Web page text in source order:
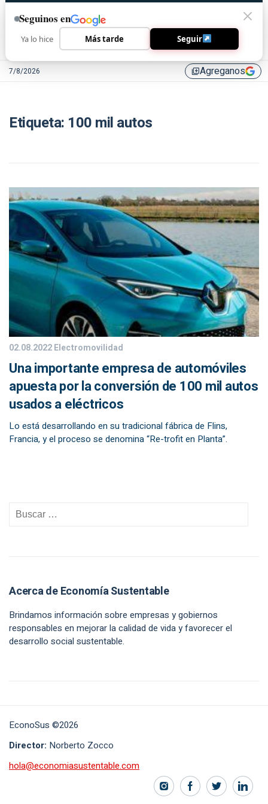
7/8/2026 library_addAgreganos
Etiqueta: 100 mil autos
02.08.2022Electromovilidad
Una importante empresa de automóviles
apuesta por la conversión de 100 mil autos
usados a eléctricos
Lo está desarrollando en su tradicional fábrica de Flins,
Francia, y el proceso se denomina “Re-trofit en Planta”.
Acerca de Economía Sustentable
Brindamos información sobre empresas y gobiernos
responsables en mejorar la calidad de vida y favorecer el
desarrollo social sustentable.
EconoSus ©2026
Director: Norberto Zocco
hola@economiasustentable.com
Seguinos en
Ya lo hice Más tarde Seguir